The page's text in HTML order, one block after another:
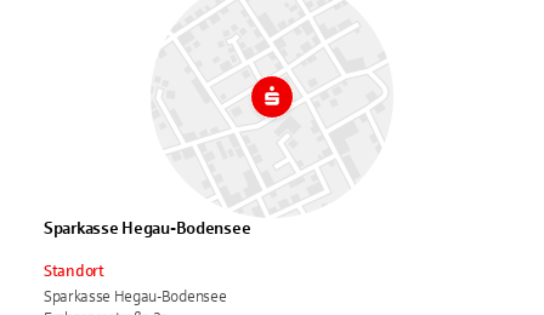
Sparkasse Hegau-Bodensee
Standort
Sparkasse Hegau-Bodensee